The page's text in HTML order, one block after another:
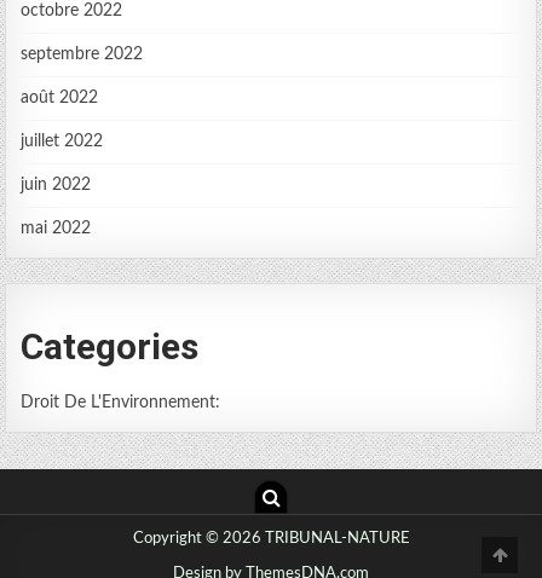
octobre 2022
septembre 2022
août 2022
juillet 2022
juin 2022
mai 2022
Categories
Droit De L'Environnement:
Copyright © 2026 TRIBUNAL-NATURE
Design by ThemesDNA.com